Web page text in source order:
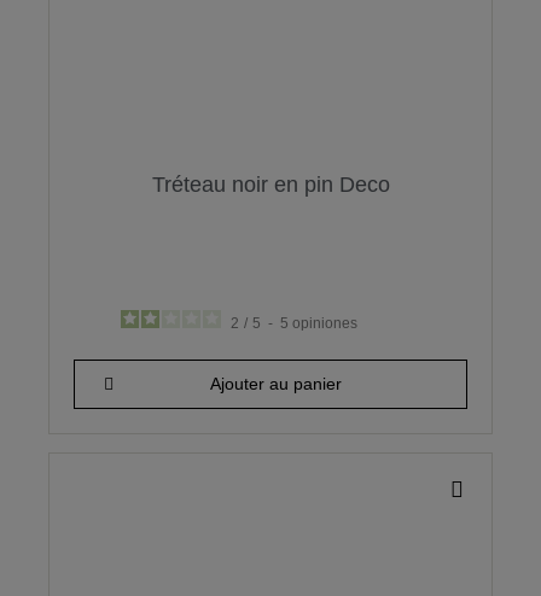
Tréteau noir en pin Deco
2 / 5 - 5opiniones
34,60 €
Ajouter au panier